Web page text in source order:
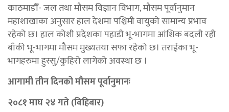
काठमाडौँ- जल तथा मौसम विज्ञान विभाग, मौसम पूर्वानुमान
महाशाखाका अनुसार हाल देशमा पश्चिमी वायुको सामान्य प्रभाव
रहेको छ। हाल कोशी प्रदेशका पहाडी भू-भागमा आंशिक बदली रही
बाँकी भू-भागमा मौसम मुख्यतया सफा रहेको छ। तराईका भू-
भागहरुमा हुस्सु/कुहिरो लागेको अवस्था छ ।
आगामी तीन दिनको मौसम पूर्वानुमानः
२०८१ माघ २४ गते (बिहिबार)